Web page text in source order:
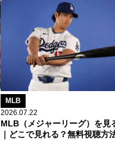
MLB
2026.07.22
MLB（メジャーリーグ）を見
｜どこで見れる？無料視聴方